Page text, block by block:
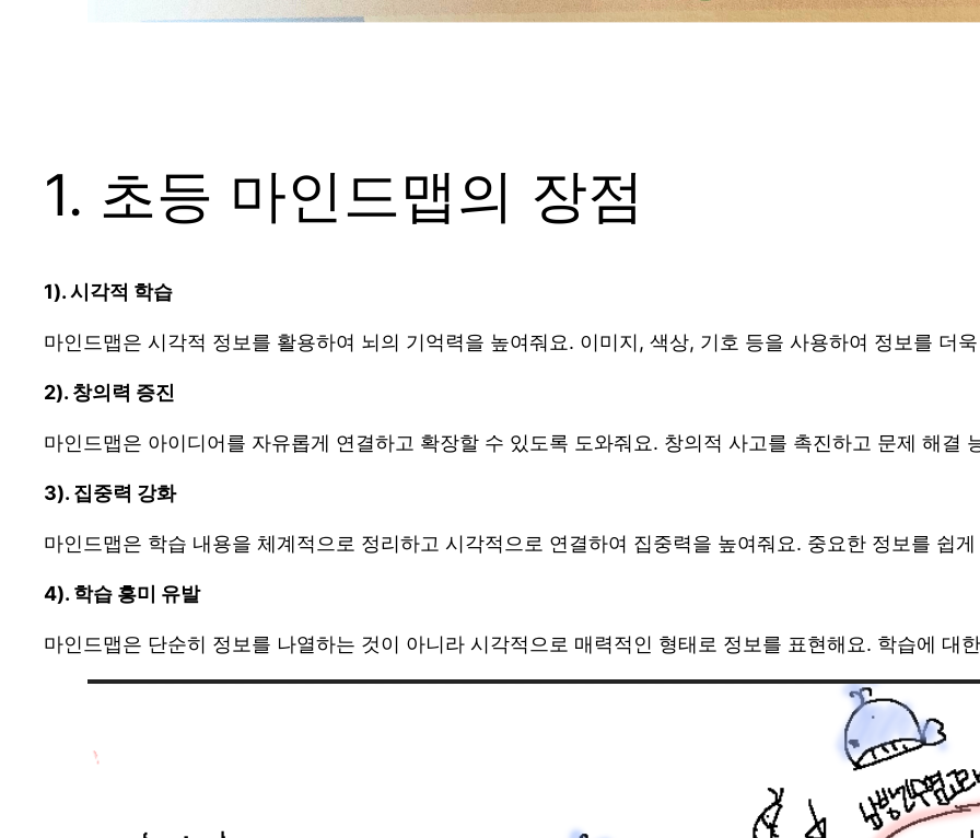
1. 초등 마인드맵의 장점
1). 시각적 학습
마인드맵은 시각적 정보를 활용하여 뇌의 기억력을 높여줘요. 이미지, 색상, 기호 등을 사용하여 정보를 더
2). 창의력 증진
마인드맵은 아이디어를 자유롭게 연결하고 확장할 수 있도록 도와줘요. 창의적 사고를 촉진하고 문제 해결
3). 집중력 강화
마인드맵은 학습 내용을 체계적으로 정리하고 시각적으로 연결하여 집중력을 높여줘요. 중요한 정보를 쉽
4). 학습 흥미 유발
마인드맵은 단순히 정보를 나열하는 것이 아니라 시각적으로 매력적인 형태로 정보를 표현해요. 학습에 대